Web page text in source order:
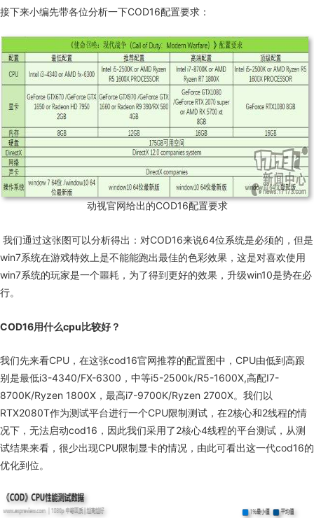
接下来小编先带各位分析一下COD16配置要求：
动视官网给出的COD16配置要求
我们通过这张图可以分析得出：对COD16来说64位系统是必须的，但是
win7系统在游戏特效上是不能能跑出最佳的色彩效果，这是对喜欢使用
win7系统的玩家是一个噩耗，为了得到更好的效果，升级win10是势在必
行。
COD16用什么cpu比较好？
我们先来看CPU ，在这张cod16官网推荐的配置图中， CPU由低到高跟
别是最低i3-4340/FX-6300 ，中等i5-2500k/R5-1600X,高配I7-
8700K/Ryzen 1800X ，最高i7-9700K/Ryzen 2700X。我们以
RTX2080T作为测试平台进行一个CPU限制测试，在2核心和2线程的情
况下，无法启动cod16 ，因此我们采用了2核心4线程的平台测试，从测
试结果来看，很少出现CPU限制显卡的情况，由此可看出这一代cod16的
优化到位。